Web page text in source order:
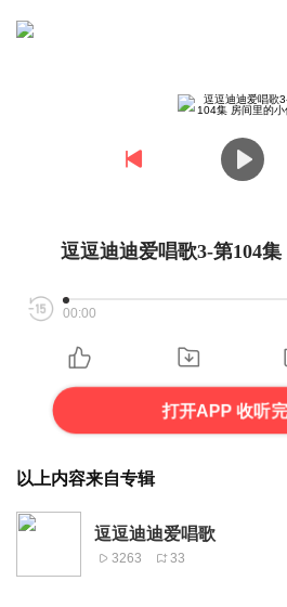
逗逗迪迪爱唱歌3-第104
00:00
打开APP 收听
以上内容来自专辑
逗逗迪迪爱唱歌
3263 33